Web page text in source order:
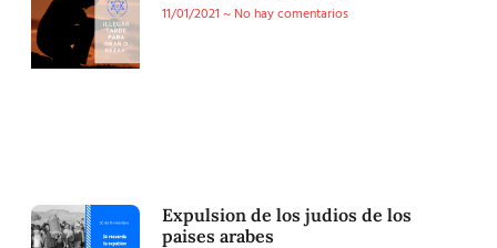
11/01/2021
No hay comentarios
Expulsion de los judios de los
paises arabes